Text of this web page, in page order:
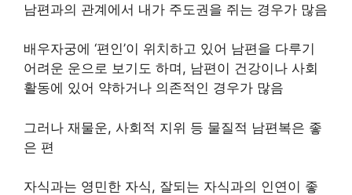
남편과의 관계에서 내가 주도권을 쥐는 경우가 많음
배우자궁에 ‘편인’이 위치하고 있어 남편을 다루기
어려운 운으로 보기도 하며, 남편이 건강이나 사회
활동에 있어 약하거나 의존적인 경우가 많음
그러나 재물운, 사회적 지위 등 물질적 남편복은 좋
은 편
자식과는 영민한 자식, 잘되는 자식과의 인연이 좋